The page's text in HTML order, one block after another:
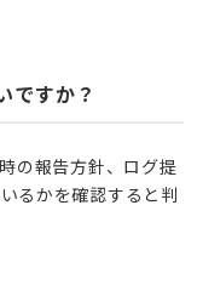
ですか？
の報告方針、ログ提
るかを確認すると判